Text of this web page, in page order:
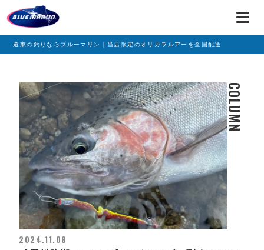
道東の釣りならブルーマリン｜当店限定のオリカラルアーを全国配送
COLUMN
2024.11.08